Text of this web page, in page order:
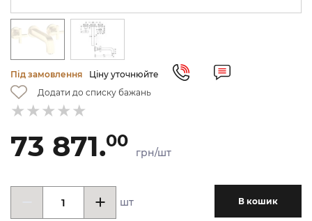
Під замовлення
Ціну уточнюйте
Додати до списку бажань
73 871.00
грн/шт
шт В кошик